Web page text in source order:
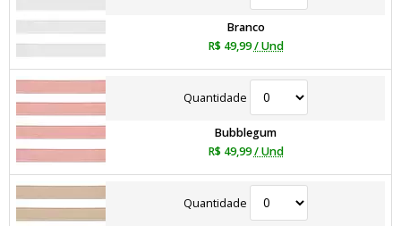
Branco
R$ 49,99 / Und
Quantidade
Bubblegum
R$ 49,99 / Und
Quantidade